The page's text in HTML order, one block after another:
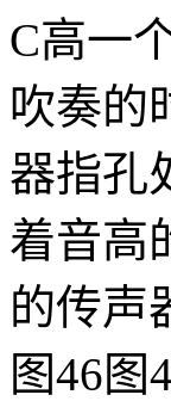
C高一
吹奏的
器指孔
着音高
的传声
图46图